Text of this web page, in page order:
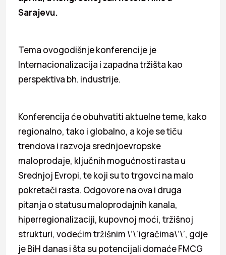
Sarajevu.
Tema ovogodišnje konferencije je
Internacionalizacija i zapadna tržišta kao
perspektiva bh. industrije.
Konferencija će obuhvatiti aktuelne teme, kako
regionalno, tako i globalno, a koje se tiču
trendova i razvoja srednjoevropske
maloprodaje, ključnih mogućnosti rasta u
Srednjoj Evropi, te koji su to trgovci na malo
pokretači rasta. Odgovore na ova i druga
pitanja o statusu maloprodajnih kanala,
hiperregionalizaciji, kupovnoj moći, tržišnoj
strukturi, vodećim tržišnim \’\’igračima\’\’, gdje
je BiH danas i šta su potencijali domaće FMCG